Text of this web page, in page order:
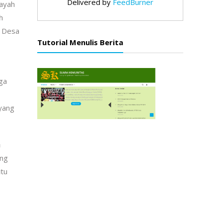
Delivered by FeedBurner
Tutorial Menulis Berita